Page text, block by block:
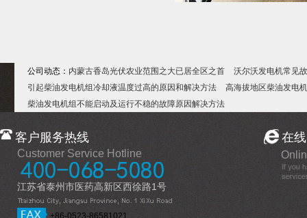
公司动态： 内蒙古香岛光伏农业范围之大已居全区之首
沃尔沃发电机常见
引起柴油发电机组冷却液温度过高的原因和解决方法
高海拔地区柴油发电
柴油发电机组不能启动及运行不稳的故障原因解决方法
客户服务热线
Customer Service Hotline
江苏省泰州市医药高新区西徐路1号
+86-0523-86581021
在